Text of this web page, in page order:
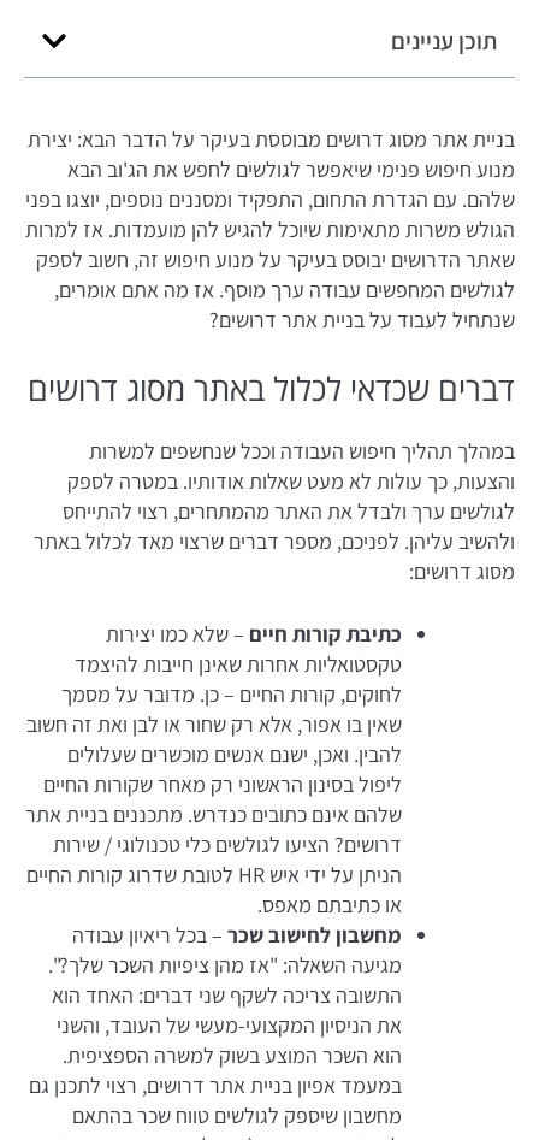
בניית אתר מסוג דרושים מבוססת בעיקר על הדבר הבא: יצירת
מנוע חיפוש פנימי שיאפשר לגולשים לחפש את הג'וב הבא
שלהם. עם הגדרת התחום, התפקיד ומסננים נוספים, יוצגו בפני
הגולש משרות מתאימות שיוכל להגיש להן מועמדות. אז למרות
שאתר הדרושים יבוסס בעיקר על מנוע חיפוש זה, חשוב לספק
לגולשים המחפשים עבודה ערך מוסף. אז מה אתם אומרים,
שנתחיל לעבוד על בניית אתר דרושים?
דברים שכדאי לכלול באתר מסוג דרושים
במהלך תהליך חיפוש העבודה וככל שנחשפים למשרות
והצעות, כך עולות לא מעט שאלות אודותיו. במטרה לספק
לגולשים ערך ולבדל את האתר מהמתחרים, רצוי להתייחס
ולהשיב עליהן. לפניכם, מספר דברים שרצוי מאד לכלול באתר
מסוג דרושים:
כתיבת קורות חיים – שלא כמו יצירות
טקסטואליות אחרות שאינן חייבות להיצמד
לחוקים, קורות החיים – כן. מדובר על מסמך
שאין בו אפור, אלא רק שחור או לבן ואת זה חשוב
להבין. ואכן, ישנם אנשים מוכשרים שעלולים
ליפול בסינון הראשוני רק מאחר שקורות החיים
שלהם אינם כתובים כנדרש. מתכננים בניית אתר
דרושים? הציעו לגולשים כלי טכנולוגי / שירות
הניתן על ידי איש HR לטובת שדרוג קורות החיים
או כתיבתם מאפס.
מחשבון לחישוב שכר – בכל ריאיון עבודה
מגיעה השאלה: "אז מהן ציפיות השכר שלך?".
התשובה צריכה לשקף שני דברים: האחד הוא
את הניסיון המקצועי-מעשי של העובד, והשני
הוא השכר המוצע בשוק למשרה הספציפית.
במעמד אפיון בניית אתר דרושים, רצוי לתכנן גם
מחשבון שיספק לגולשים טווח שכר בהתאם
תוכן עניינים